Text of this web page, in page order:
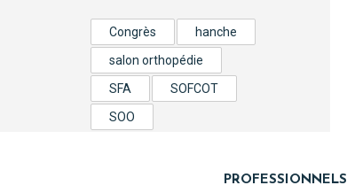
Congrès
hanche
salon orthopédie
SFA
SOFCOT
SOO
PROFESSIONNELS